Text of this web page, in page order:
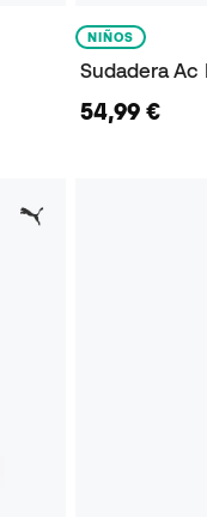
NIÑOS
Sudadera Ac
54,99 €